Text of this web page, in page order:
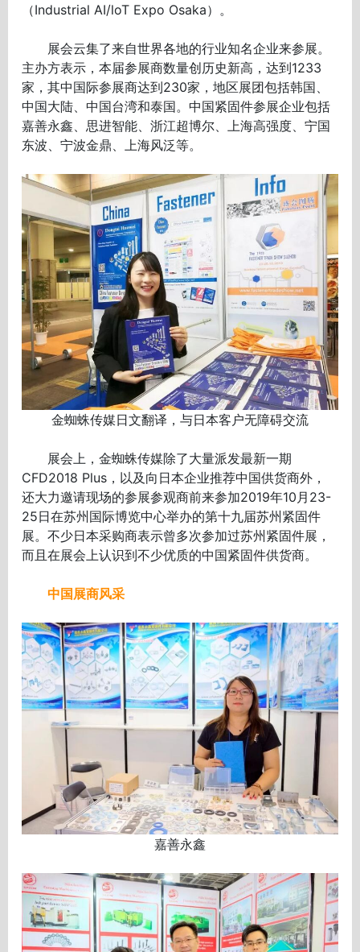
（Industrial AI/loT Expo Osaka）。
展会云集了来自世界各地的行业知名企业来参展。
主办方表示，本届参展商数量创历史新高，达到1233
家，其中国际参展商达到230家，地区展团包括韩国、
中国大陆、中国台湾和泰国。中国紧固件参展企业包括
嘉善永鑫、思进智能、浙江超博尔、上海高强度、宁国
东波、宁波金鼎、上海风泛等。
金蜘蛛传媒日文翻译，与日本客户无障碍交流
展会上，金蜘蛛传媒除了大量派发最新一期
CFD2018 Plus，以及向日本企业推荐中国供货商外，
还大力邀请现场的参展参观商前来参加2019年10月23-
25日在苏州国际博览中心举办的第十九届苏州紧固件
展。不少日本采购商表示曾多次参加过苏州紧固件展，
而且在展会上认识到不少优质的中国紧固件供货商。
中国展商风采
嘉善永鑫